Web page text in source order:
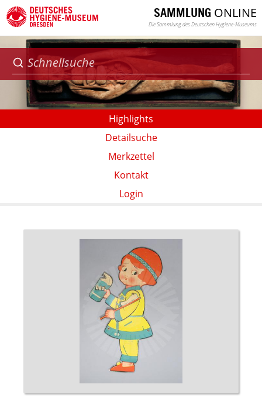
SAMMLUNG ONLINE
Die Sammlung des Deutschen Hygiene-Museums
Highlights
Detailsuche
Merkzettel
Kontakt
Login